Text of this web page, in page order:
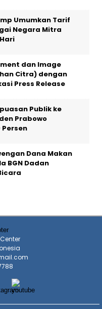
Umumkan Tarif
Negara Mitra
dan Image
Citra) dengan
Press Release
Publik ke
Prabowo
Dana Makan
BGN Dadan